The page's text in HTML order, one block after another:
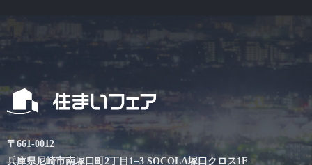
〒661-0012
兵庫県尼崎市南塚口町2丁目1−3 SOCOLA塚口クロス1F